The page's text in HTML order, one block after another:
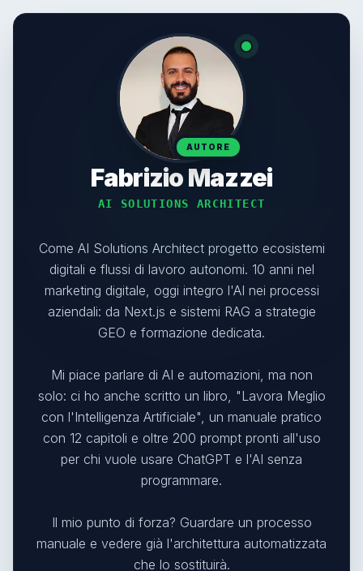
AUTORE
Fabrizio Mazzei
AI SOLUTIONS ARCHITECT
Come AI Solutions Architect progetto ecosistemi
digitali e flussi di lavoro autonomi. 10 anni nel
marketing digitale, oggi integro l'AI nei processi
aziendali: da Next.js e sistemi RAG a strategie
GEO e formazione dedicata.
Mi piace parlare di AI e automazioni, ma non
solo: ci ho anche scritto un libro, "Lavora Meglio
con l'Intelligenza Artificiale", un manuale pratico
con 12 capitoli e oltre 200 prompt pronti all'uso
per chi vuole usare ChatGPT e l'AI senza
programmare.
Il mio punto di forza? Guardare un processo
manuale e vedere già l'architettura automatizzata
che lo sostituirà.